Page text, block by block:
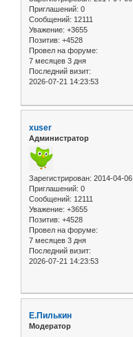
Приглашений: 0
Сообщений: 12111
Уважение: +3655
Позитив: +4528
Провел на форуме:
7 месяцев 3 дня
Последний визит:
2026-07-21 14:23:53
xuser
Администратор
Зарегистрирован: 2014-04-06
Приглашений: 0
Сообщений: 12111
Уважение: +3655
Позитив: +4528
Провел на форуме:
7 месяцев 3 дня
Последний визит:
2026-07-21 14:23:53
Е.Пилькин
Модератор